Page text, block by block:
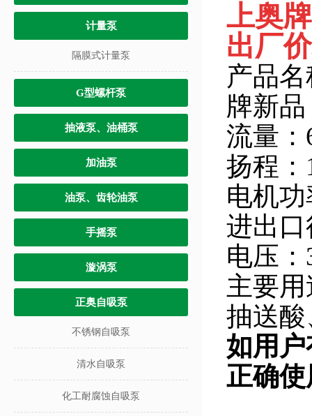
计量泵
隔膜式计量泵
G型螺杆泵
抽液泵、油桶泵
加油泵
油泵、齿轮油泵
手摇泵
漩涡泵
正奥自吸泵
不锈钢自吸泵
清水自吸泵
化工耐腐蚀自吸泵
上奥牌
出厂
产品
牌新
流量：
扬程：
电机功
进出口
电压：
主要用
抽送
如用
正确